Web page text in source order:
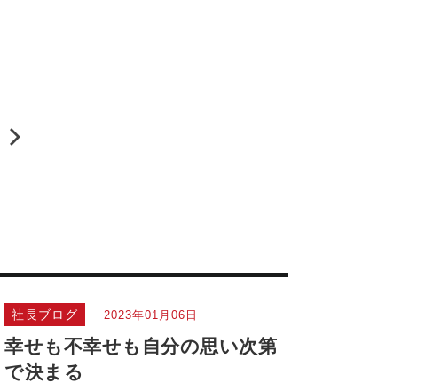
社長ブログ 2023年01月06日
幸せも不幸せも自分の思い次第
で決まる